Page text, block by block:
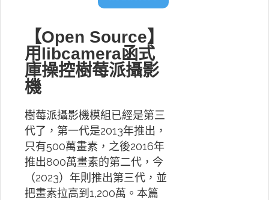
【Open Source】
用libcamera函式
庫操控樹莓派攝影
機
樹莓派攝影機模組已經是第三
代了，第一代是2013年推出，
只有500萬畫素，之後2016年
推出800萬畫素的第二代，今
（2023）年則推出第三代，並
把畫素拉高到1,200萬。本篇